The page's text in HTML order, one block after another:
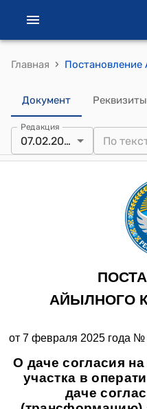
Главная ›
Документ Реквизиты
Редакция
07.02.2025